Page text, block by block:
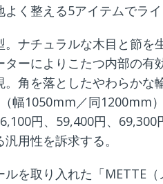
く整える5アイテムでライ
ナチュラルな木目と節を
ーによりこたつ内部の有
角を落としたやわらかな
幅1050mm／同1200mm
円、59,400円、
用性を訴求する。
を取り入れた「METTE